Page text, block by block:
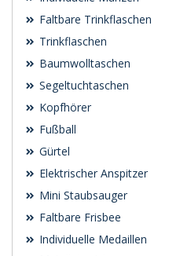
Faltbare Trinkflaschen
Trinkflaschen
Baumwolltaschen
Segeltuchtaschen
Kopfhörer
Fußball
Gürtel
Elektrischer Anspitzer
Mini Staubsauger
Faltbare Frisbee
Individuelle Medaillen